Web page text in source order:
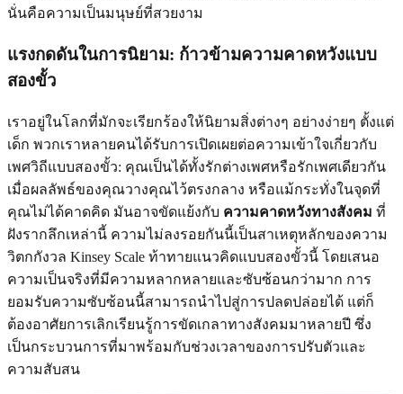
นั่นคือความเป็นมนุษย์ที่สวยงาม
แรงกดดันในการนิยาม: ก้าวข้ามความคาดหวังแบบ
สองขั้ว
เราอยู่ในโลกที่มักจะเรียกร้องให้นิยามสิ่งต่างๆ อย่างง่ายๆ ตั้งแต่
เด็ก พวกเราหลายคนได้รับการเปิดเผยต่อความเข้าใจเกี่ยวกับ
เพศวิถีแบบสองขั้ว: คุณเป็นได้ทั้งรักต่างเพศหรือรักเพศเดียวกัน
เมื่อผลลัพธ์ของคุณวางคุณไว้ตรงกลาง หรือแม้กระทั่งในจุดที่
คุณไม่ได้คาดคิด มันอาจขัดแย้งกับ ความคาดหวังทางสังคม ที่
ฝังรากลึกเหล่านี้ ความไม่ลงรอยกันนี้เป็นสาเหตุหลักของความ
วิตกกังวล Kinsey Scale ท้าทายแนวคิดแบบสองขั้วนี้ โดยเสนอ
ความเป็นจริงที่มีความหลากหลายและซับซ้อนกว่ามาก การ
ยอมรับความซับซ้อนนี้สามารถนำไปสู่การปลดปล่อยได้ แต่ก็
ต้องอาศัยการเลิกเรียนรู้การขัดเกลาทางสังคมมาหลายปี ซึ่ง
เป็นกระบวนการที่มาพร้อมกับช่วงเวลาของการปรับตัวและ
ความสับสน